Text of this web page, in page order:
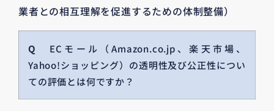
業者との相互理解を促進するための体制整備）
Q ECモール（Amazon.co.jp、楽天市場、
Yahoo!ショッピング）の透明性及び公正性につい
ての評価とは何ですか？